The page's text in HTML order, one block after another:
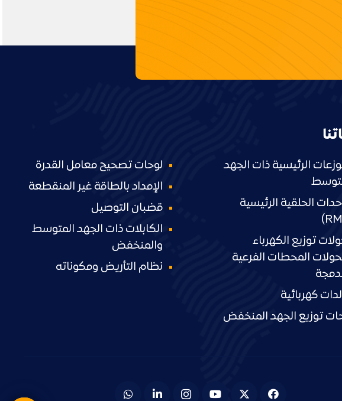
الرئيسية ذات الجهد
الحلقية الرئيسية
توزيع الكهرباء
المحطات الفرعية
كهربائية
توزيع الجهد المنخفض
لوحات تصحيح معامل القدرة
الإمداد بالطاقة غير المنقطعة
قضبان التوصيل
الكابلات ذات الجهد المتوسط
والمنخفض
نظام التأريض ومكوناته